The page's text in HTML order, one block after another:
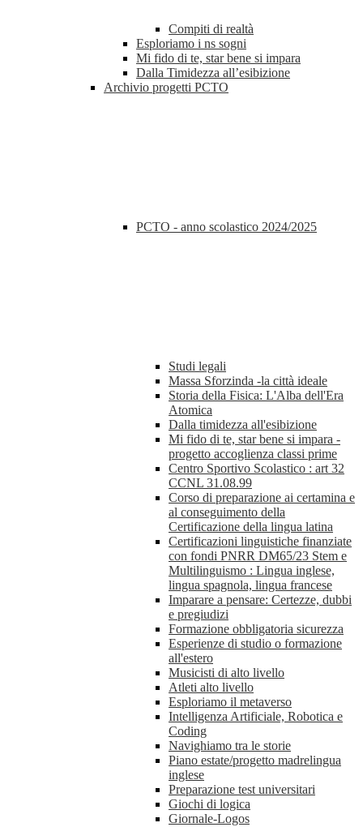
Compiti di realtà
Esploriamo i ns sogni
Mi fido di te, star bene si impara
Dalla Timidezza all’esibizione
Archivio progetti PCTO
PCTO - anno scolastico 2024/2025
Studi legali
Massa Sforzinda -la città ideale
Storia della Fisica: L'Alba dell'Era
Atomica
Dalla timidezza all'esibizione
Mi fido di te, star bene si impara -
progetto accoglienza classi prime
Centro Sportivo Scolastico : art 32
CCNL 31.08.99
Corso di preparazione ai certamina e
al conseguimento della
Certificazione della lingua latina
Certificazioni linguistiche finanziate
con fondi PNRR DM65/23 Stem e
Multilinguismo : Lingua inglese,
lingua spagnola, lingua francese
Imparare a pensare: Certezze, dubbi
e pregiudizi
Formazione obbligatoria sicurezza
Esperienze di studio o formazione
all'estero
Musicisti di alto livello
Atleti alto livello
Esploriamo il metaverso
Intelligenza Artificiale, Robotica e
Coding
Navighiamo tra le storie
Piano estate/progetto madrelingua
inglese
Preparazione test universitari
Giochi di logica
Giornale-Logos